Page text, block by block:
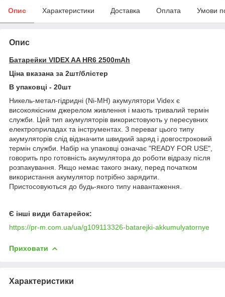
Опис Характеристики Доставка Оплата Умови
Опис
Батарейки VIDEX AA HR6 2500mAh
Ціна вказана за 2шт/блістер
В упаковці - 20шт
Никель-метал-гідридні (Ni-MH) акумулятори Videx є
високоякісним джерелом живлення і мають тривалий термін
служби. Цей тип акумуляторів використовують у пересувних
електроприладах та інструментах. З переваг цього типу
акумуляторів слід відзначити швидкий заряд і довгостроковий
термін служби. Набір на упаковці означає "READY FOR USE",
говорить про готовність акумулятора до роботи відразу після
розпакування. Якщо немає такого знаку, перед початком
використання акумулятор потрібно зарядити.
Пристосовуються до будь-якого типу навантаження.
Є інші види батарейок:
https://pr-m.com.ua/ua/g109113326-batarejki-akkumulyatornye
Приховати
Характеристики